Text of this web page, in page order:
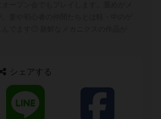
シェアする